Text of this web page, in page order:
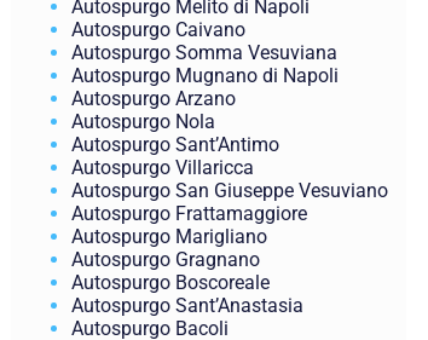
Autospurgo Melito di Napoli
Autospurgo Caivano
Autospurgo Somma Vesuviana
Autospurgo Mugnano di Napoli
Autospurgo Arzano
Autospurgo Nola
Autospurgo Sant’Antimo
Autospurgo Villaricca
Autospurgo San Giuseppe Vesuviano
Autospurgo Frattamaggiore
Autospurgo Marigliano
Autospurgo Gragnano
Autospurgo Boscoreale
Autospurgo Sant’Anastasia
Autospurgo Bacoli